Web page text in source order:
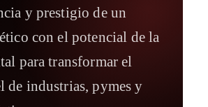
y prestigio de un
con el potencial de la
para transformar el
de industrias, pymes y